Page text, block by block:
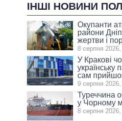
ІНШІ НОВИНИ
Окупанти
райони
жертви і
8 серпня
У Кракові
українську
сам
9 серпня
Туреччина
у Чорному
8 серпня